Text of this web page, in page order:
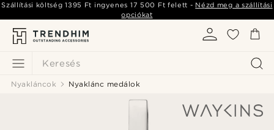
Keresés
Szállítási költség1395 Ft ingyenes 17 500 Ft felett - Nézd meg a szállítási
opciókat
Nyakláncok Nyaklánc medálok